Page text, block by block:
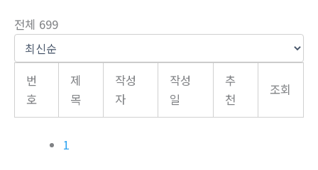
전체 699
번
호
제
목
작성
자
작성
일
추
천
조회
1